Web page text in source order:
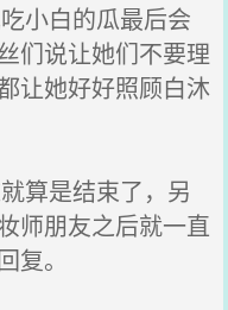
小白的瓜最后会
们说让她们不要理
让她好好照顾白沐
算是结束了，另
师朋友之后就一直
复。